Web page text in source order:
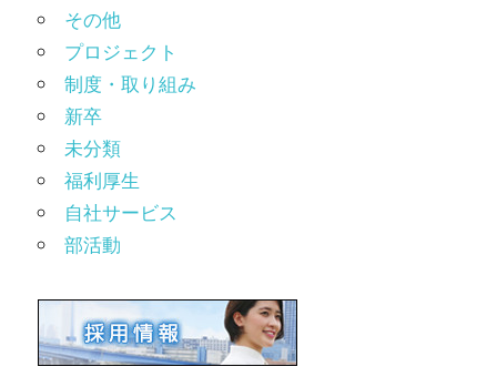
その他
プロジェクト
制度・取り組み
新卒
未分類
福利厚生
自社サービス
部活動